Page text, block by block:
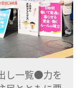
し一覧●力を